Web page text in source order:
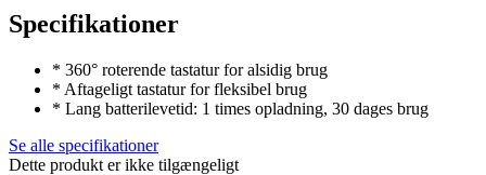
Specifikationer
* 360° roterende tastatur for alsidig brug
* Aftageligt tastatur for fleksibel brug
* Lang batterilevetid: 1 times opladning, 30 dages brug
Se alle specifikationer
Dette produkt er ikke tilgængeligt